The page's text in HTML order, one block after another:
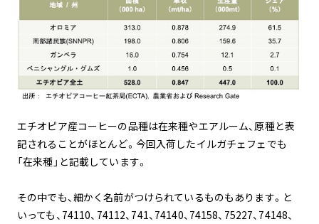
エチオピア産コーヒーの品種は在来種やエアルーム、原種と表
記されることがほとんど。今回入荷したイルガチェフェでも
「在来種」と記載しています。
その中でも、細かく名前がつけられているものもあります。と
いっても、74110、74112、741、74140、74158、75227、74148、